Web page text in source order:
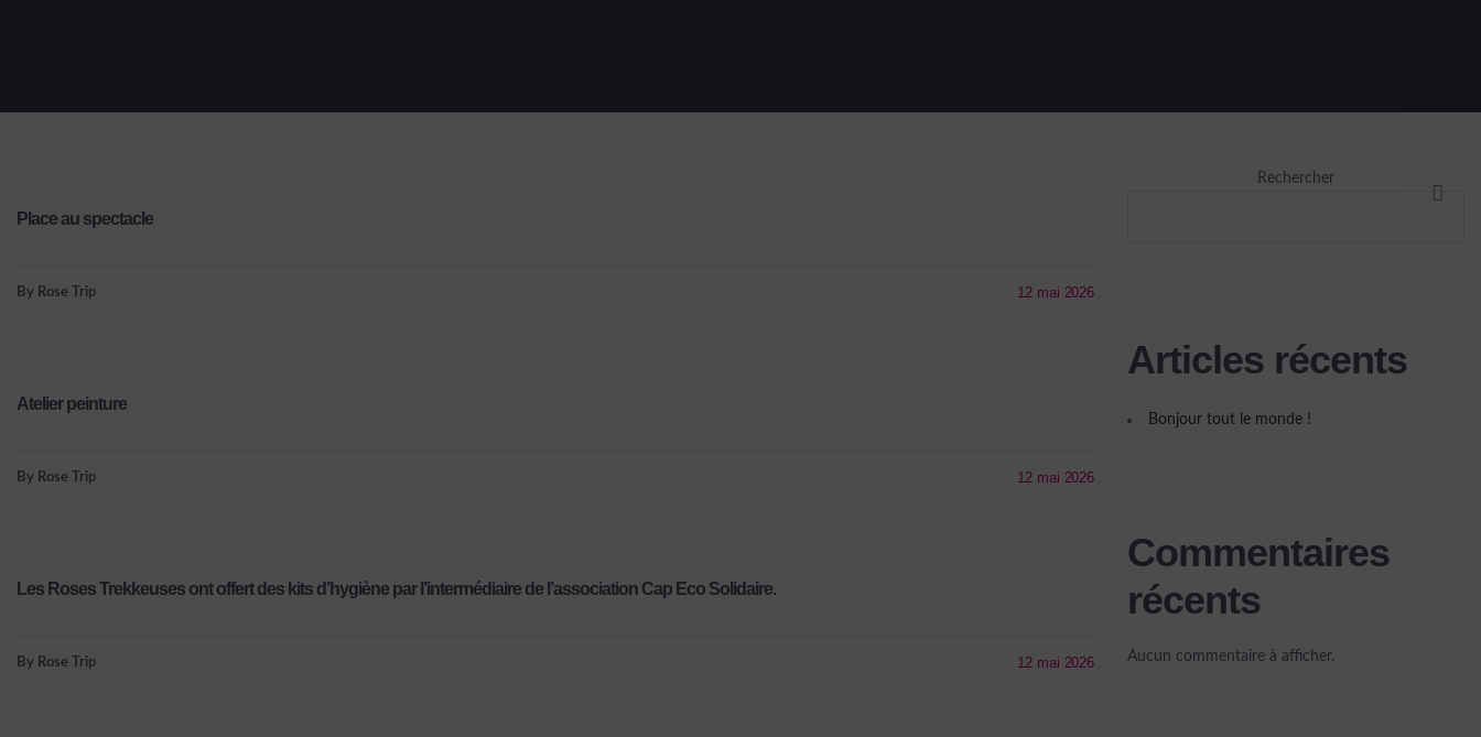
Place au spectacle
By Rose Trip 12 mai 2026
Atelier peinture
By Rose Trip 12 mai 2026
Les Roses Trekkeuses ont offert des kits d’hygiène par l’intermédiaire de l’association Cap Eco Solidaire.
By Rose Trip 12 mai 2026
Rechercher
Articles récents
Bonjour tout le monde !
Commentaires
récents
Aucun commentaire à afficher.